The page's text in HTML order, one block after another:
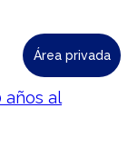
Área privada